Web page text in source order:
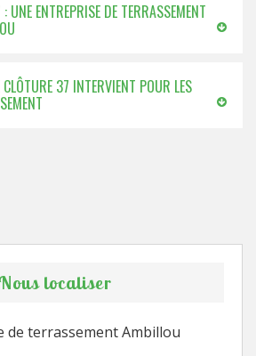
UNE ENTREPRISE DE TERRASSEMENT
CLÔTURE 37 INTERVIENT POUR LES
Nous localiser
de terrassement Ambillou